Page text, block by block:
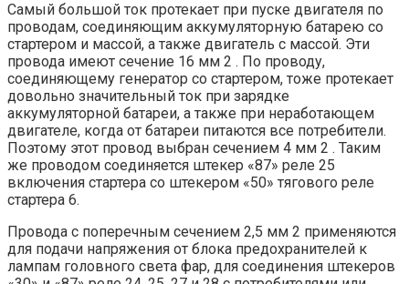
Самый большой ток протекает при пуске двигателя по
проводам, соединяющим аккумуляторную батарею со
стартером и массой, а также двигатель с массой. Эти
провода имеют сечение 16 мм 2 . По проводу,
соединяющему генератор со стартером, тоже протекает
довольно значительный ток при зарядке
аккумуляторной батареи, а также при неработающем
двигателе, когда от батареи питаются все потребители.
Поэтому этот провод выбран сечением 4 мм 2 . Таким
же проводом соединяется штекер «87» реле 25
включения стартера со штекером «50» тягового реле
стартера 6.
Провода с поперечным сечением 2,5 мм 2 применяются
для подачи напряжения от блока предохранителей к
лампам головного света фар, для соединения штекеров